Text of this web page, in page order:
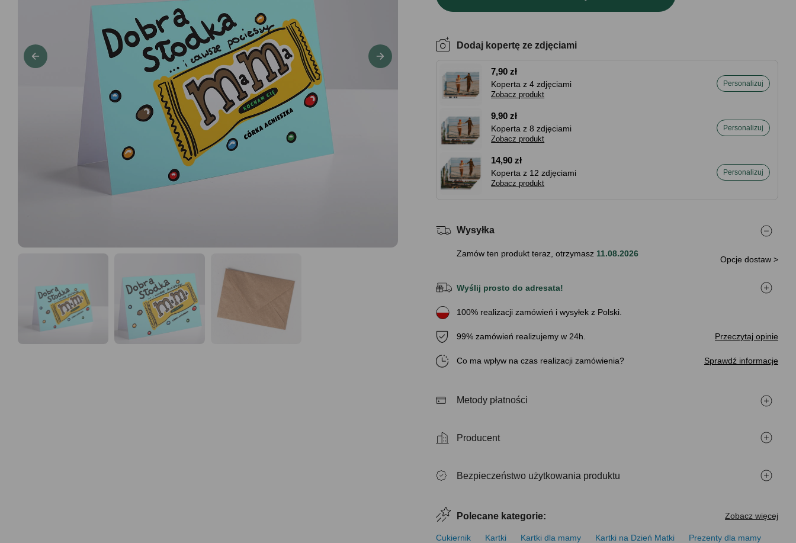
Dodaj kopertę ze zdjęciami
7,90 zł
Koperta z 4 zdjęciami
Zobacz produkt
Personalizuj
9,90 zł
Koperta z 8 zdjęciami
Zobacz produkt
Personalizuj
14,90 zł
Koperta z 12 zdjęciami
Zobacz produkt
Personalizuj
Wysyłka
Zamów ten produkt teraz, otrzymasz 11.08.2026
Opcje dostaw >
Wyślij prosto do adresata!
100% realizacji zamówień i wysyłek z Polski.
99% zamówień realizujemy w 24h. Przeczytaj opinie
Co ma wpływ na czas realizacji zamówienia Sprawdź informacje
Metody płatności
Producent
Bezpieczeństwo użytkowania produktu
Polecane kategorie: Zobacz więcej
Cukiernik Kartki Kartki dla mamy Kartki na Dzień Matki Prezenty dla mamy